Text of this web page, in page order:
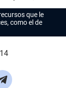
que le
como el de